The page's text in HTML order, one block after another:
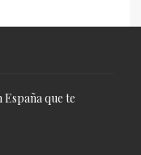
que te